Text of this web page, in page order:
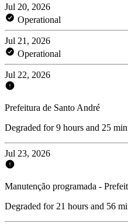
Jul 20, 2026
Operational
Jul 21, 2026
Operational
Jul 22, 2026
Prefeitura de Santo André
Degraded for 9 hours and 25
Jul 23, 2026
Manutenção programada -
Degraded for 21 hours and 56